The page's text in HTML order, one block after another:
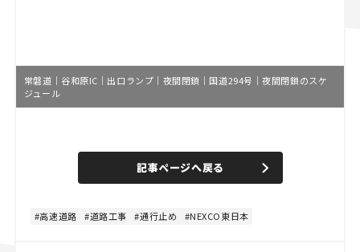
常磐道｜谷和原IC｜出口ランプ｜夜間閉鎖｜国道294号｜夜間閉鎖のスケ
ジュール
n
e
d
4
記事ページへ戻る
高速道路 道路工事 通行止め NEXCO東日本